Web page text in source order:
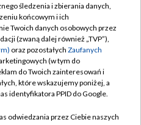
TVP
zgody
śledzenia i zbierania danych,
końcowym i ich
Twoich danych osobowych przez
(zwaną dalej również „TVP”),
oraz pozostałych Zaufanych
(w tym do
do Twoich zainteresowań i
które wskazujemy poniżej, a
identyfikatora PPID do Google.
odwiedzania przez Ciebie naszych